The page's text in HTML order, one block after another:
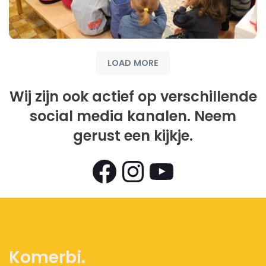
LOAD MORE
Wij zijn ook actief op verschillende
social media kanalen. Neem
gerust een kijkje.
Komerbi.